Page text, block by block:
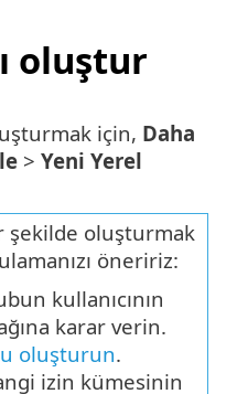
oluştur
için, Daha
> Yeni Yerel
şekilde oluşturmak
öneririz:
kullanıcının
karar verin.
oluşturun.
izin kümesinin